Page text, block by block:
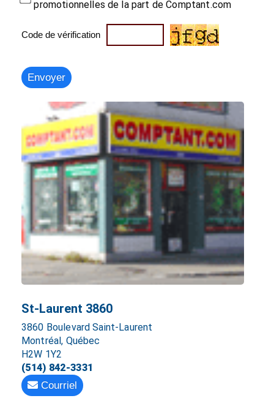
promotionnelles de la part de Comptant.com
Code de vérification
St-Laurent 3860
3860 Boulevard Saint-Laurent
Montréal, Québec
H2W 1Y2
(514) 842-3331
Courriel